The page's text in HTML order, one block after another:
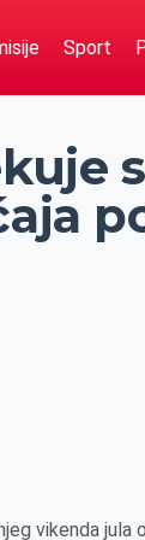
Sport
vikenda